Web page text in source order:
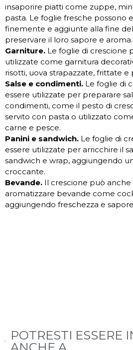
insaporire piatti come zuppe,
pasta. Le foglie fresche possono
finemente e aggiunte alla fine
preservare il loro sapore e aroma.
Garniture. Le foglie di crescione
utilizzate come garnitura
risotti, uova strapazzate, frittate e
Salse e condimenti. Le foglie di
essere utilizzate per preparare
condimenti, come il pesto di
servito con pasta o utilizzato
carne e pesce.
Panini e sandwich. Le foglie di
essere utilizzate per arricchire il
sandwich e wrap, aggiungendo
croccante.
Bevande. Il crescione può
aromatizzare bevande come
aggiungendo freschezza e
POTRESTI ESSERE
ANCHE A...